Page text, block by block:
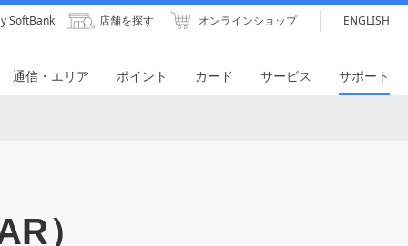
SoftBank 店舗を探す オンラインショップ ENGLISH
通信・エリア ポイント カード サービス サポート
）